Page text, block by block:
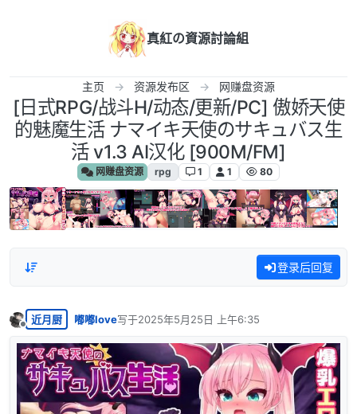
真紅の資源討論組
主页 资源发布区 网赚盘资源
[日式RPG/战斗H/动态/更新/PC] 傲娇天使
的魅魔生活 ナマイキ天使のサキュバス生
活 v1.3 AI汉化 [900M/FM]
网赚盘资源 rpg 1 1 80
登录后回复
离线
近月厨 嘟嘟love写于2025年5月25日 上午6:35
最后由 编辑